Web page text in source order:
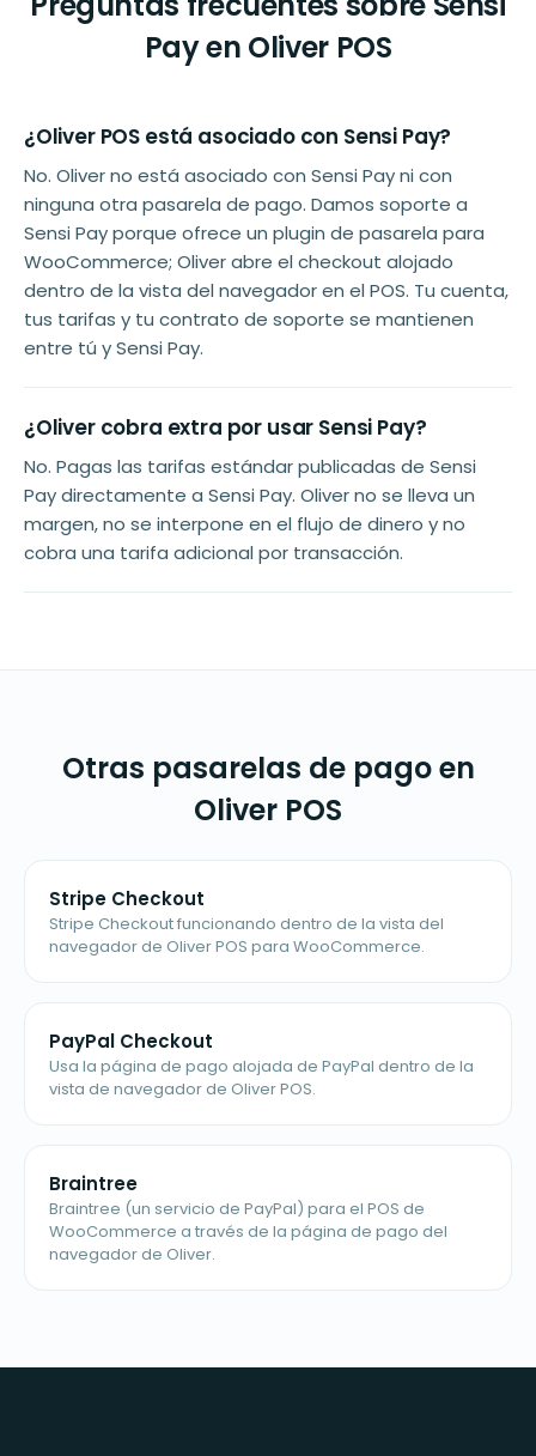
Pay en Oliver POS
¿Oliver POS está asociado con Sensi Pay?
No. Oliver no está asociado con Sensi Pay ni con
ninguna otra pasarela de pago. Damos soporte a
Sensi Pay porque ofrece un plugin de pasarela para
WooCommerce; Oliver abre el checkout alojado
dentro de la vista del navegador en el POS. Tu cuenta,
tus tarifas y tu contrato de soporte se mantienen
entre tú y Sensi Pay.
¿Oliver cobra extra por usar Sensi Pay?
No. Pagas las tarifas estándar publicadas de Sensi
Pay directamente a Sensi Pay. Oliver no se lleva un
margen, no se interpone en el flujo de dinero y no
cobra una tarifa adicional por transacción.
Otras pasarelas de pago en
Oliver POS
Stripe Checkout
Stripe Checkout funcionando dentro de la vista del
navegador de Oliver POS para WooCommerce.
PayPal Checkout
Usa la página de pago alojada de PayPal dentro de la
vista de navegador de Oliver POS.
Braintree
Braintree (un servicio de PayPal) para el POS de
WooCommerce a través de la página de pago del
navegador de Oliver.